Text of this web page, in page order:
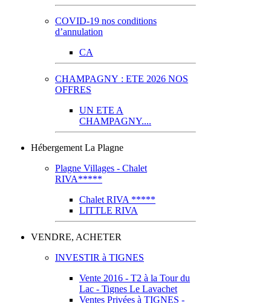
COVID-19 nos conditions
d’annulation
CA
CHAMPAGNY : ETE 2026 NOS
OFFRES
UN ETE A
CHAMPAGNY....
Hébergement La Plagne
Plagne Villages - Chalet
RIVA*****
Chalet RIVA *****
LITTLE RIVA
VENDRE, ACHETER
INVESTIR à TIGNES
Vente 2016 - T2 à la Tour du
Lac - Tignes Le Lavachet
Ventes Privées à TIGNES -